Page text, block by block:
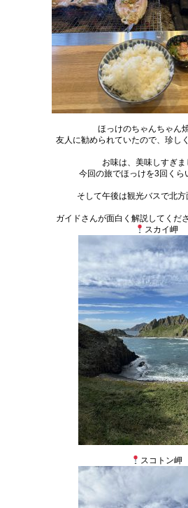
ほっけのちゃんちゃん
友人に勧められていたので、 珍し
お味は、美味しすぎ
今回の旅でほっけを3回くら
そして午後は観光バスで北
ガイドさんが面白く解説してくだ
スカイ岬
スコトン岬